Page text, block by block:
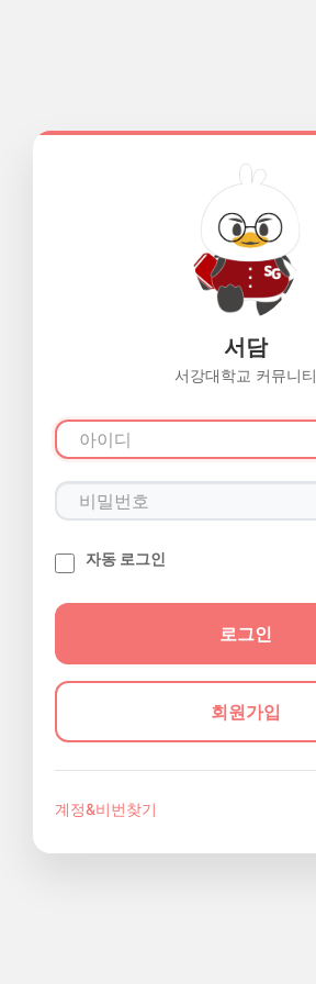
서담
서강대학교 커뮤니티
자동 로그인
회원가입
계정&비번찾기